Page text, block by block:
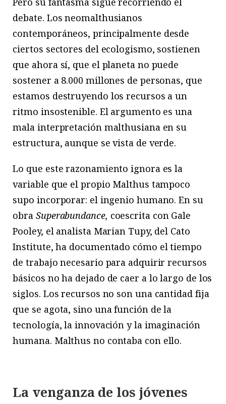
debate. Los neomalthusianos
contemporáneos, principalmente desde
ciertos sectores del ecologismo, sostienen
que ahora sí, que el planeta no puede
sostener a 8.000 millones de personas, que
estamos destruyendo los recursos a un
ritmo insostenible. El argumento es una
mala interpretación malthusiana en su
estructura, aunque se vista de verde.
Lo que este razonamiento ignora es la
variable que el propio Malthus tampoco
supo incorporar: el ingenio humano. En su
obraSuperabundance, coescrita con Gale
Pooley, el analista Marian Tupy, del Cato
Institute, ha documentado cómo el tiempo
de trabajo necesario para adquirir recursos
básicos no ha dejado de caer a lo largo de los
siglos. Los recursos no son una cantidad fija
que se agota, sino una función de la
tecnología, la innovación y la imaginación
humana. Malthus no contaba con ello.
La venganza de los jóvenes